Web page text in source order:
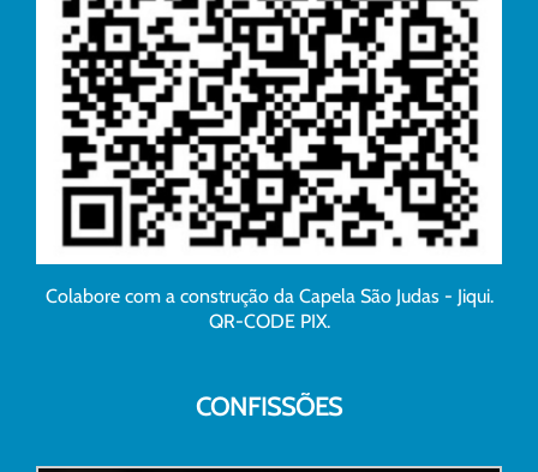
Colabore com a construção da Capela São Judas - Jiqui.
QR-CODE PIX.
CONFISSÕES